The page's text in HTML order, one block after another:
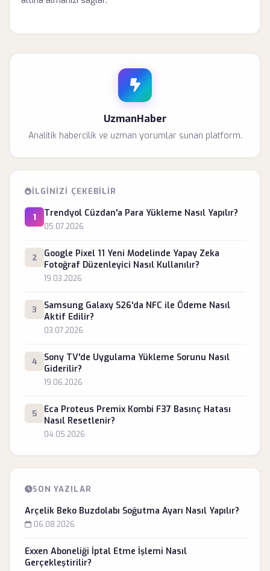
UzmanHaber
Analitik habercilik ve uzman yorumlar sunan platform.
İLGINIZI ÇEKEBILIR
1 Trendyol Cüzdan'a Para Yükleme Nasıl Yapılır?
05.07.2026
2
Google Pixel 11 Yeni Modelinde Yapay Zeka
Fotoğraf Düzenleyici Nasıl Kullanılır?
19.03.2026
3
Samsung Galaxy S26'da NFC ile Ödeme Nasıl
Aktif Edilir?
03.07.2026
4
Sony TV'de Uygulama Yükleme Sorunu Nasıl
Giderilir?
19.06.2026
5
Eca Proteus Premix Kombi F37 Basınç Hatası
Nasıl Resetlenir?
04.05.2026
SON YAZILAR
Arçelik Beko Buzdolabı Soğutma Ayarı Nasıl Yapılır?
06.08.2026
Exxen Aboneliği İptal Etme İşlemi Nasıl
Gerçekleştirilir?